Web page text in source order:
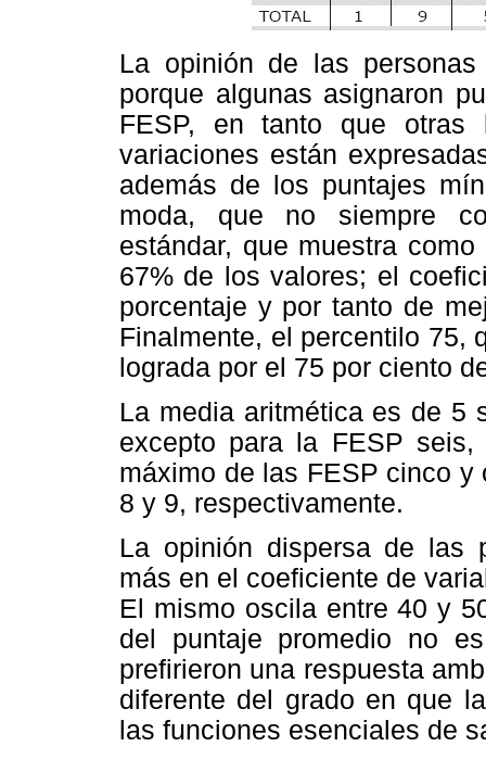
La opinión de las
porque algunas asignaron
FESP, en tanto que
variaciones están
además de los puntajes
moda, que no siempre
estándar, que muestra
67% de los valores; el
porcentaje y por tanto de
Finalmente, el percentilo 75,
lograda por el 75 por ciento
La media aritmética es de 5
excepto para la FESP
máximo de las FESP cinco
8 y 9, respectivamente.
La opinión dispersa de las
más en el coeficiente de
El mismo oscila entre 40 y
del puntaje promedio no
prefirieron una respuesta
diferente del grado en que
las funciones esenciales de